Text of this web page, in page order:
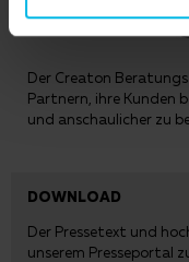
Der Creaton
Partnern, ihre Kunden
und anschaulicher zu
DOWNLOAD
Der Pressetext und
unserem Presseportal